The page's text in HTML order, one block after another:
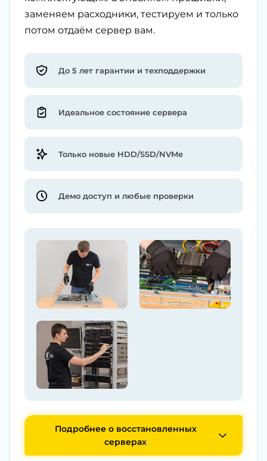
заменяем расходники, тестируем и только
потом отдаём сервер вам.
До 5 лет гарантии и техподдержки
Идеальное состояние сервера
Только новые HDD/SSD/NVMe
Демо доступ и любые проверки
Подробнее о восстановленных
серверах